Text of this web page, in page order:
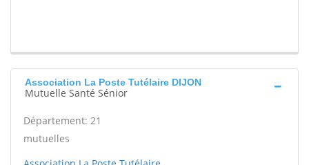
Association La Poste Tutélaire DIJON
Mutuelle Santé Sénior
Département: 21
mutuelles